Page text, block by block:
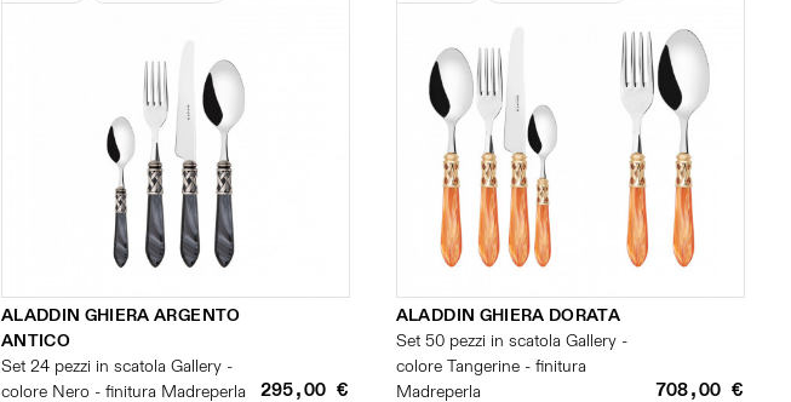
ALADDIN GHIERA ARGENTO
ANTICO
Set 24 pezzi in scatola Gallery -
colore Nero - finitura Madreperla
295,00 €
ALADDIN GHIERA DORATA
Set 50 pezzi in scatola Gallery -
colore Tangerine - finitura
Madreperla
708,00 €